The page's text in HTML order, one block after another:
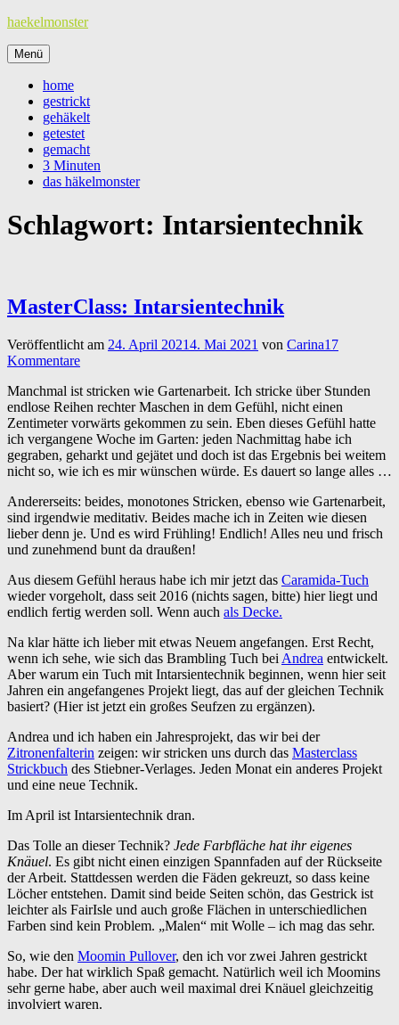
Zum
springen
haekelmonster
Menü
home
gestrickt
gehäkelt
getestet
gemacht
3 Minuten
das häkelmonster
Schlagwort: Intarsientechnik
MasterClass: Intarsientechnik
Veröffentlicht am 24. April 20214. Mai 2021 von Carina17
Kommentare
Manchmal ist stricken wie Gartenarbeit. Ich stricke über Stunden
endlose Reihen rechter Maschen in dem Gefühl, nicht einen
Zentimeter vorwärts gekommen zu sein. Eben dieses Gefühl hatte
ich vergangene Woche im Garten: jeden Nachmittag habe ich
gegraben, geharkt und gejätet und doch ist das Ergebnis bei weitem
nicht so, wie ich es mir wünschen würde. Es dauert so lange alles …
Andererseits: beides, monotones Stricken, ebenso wie Gartenarbeit,
sind irgendwie meditativ. Beides mache ich in Zeiten wie diesen
lieber denn je. Und es wird Frühling! Endlich! Alles neu und frisch
und zunehmend bunt da draußen!
Aus diesem Gefühl heraus habe ich mir jetzt das Caramida-Tuch
wieder vorgeholt, dass seit 2016 (nichts sagen, bitte) hier liegt und
endlich fertig werden soll. Wenn auch als Decke.
Na klar hätte ich lieber mit etwas Neuem angefangen. Erst Recht,
wenn ich sehe, wie sich das Brambling Tuch bei Andrea entwickelt.
Aber warum ein Tuch mit Intarsientechnik beginnen, wenn hier seit
Jahren ein angefangenes Projekt liegt, das auf der gleichen Technik
basiert? (Hier ist jetzt ein großes Seufzen zu ergänzen).
Andrea und ich haben ein Jahresprojekt, das wir bei der
Zitronenfalterin zeigen: wir stricken uns durch das Masterclass
Strickbuch des Stiebner-Verlages. Jeden Monat ein anderes Projekt
und eine neue Technik.
Im April ist Intarsientechnik dran.
Das Tolle an dieser Technik? Jede Farbfläche hat ihr eigenes
Knäuel. Es gibt nicht einen einzigen Spannfaden auf der Rückseite
der Arbeit. Stattdessen werden die Fäden gekreuzt, so dass keine
Löcher entstehen. Damit sind beide Seiten schön, das Gestrick ist
leichter als FairIsle und auch große Flächen in unterschiedlichen
Farben sind kein Problem. „Malen“ mit Wolle – ich mag das sehr.
So, wie den Moomin Pullover, den ich vor zwei Jahren gestrickt
habe. Der hat wirklich Spaß gemacht. Natürlich weil ich Moomins
sehr gerne habe, aber auch weil maximal drei Knäuel gleichzeitig
involviert waren.